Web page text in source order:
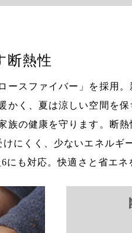
断熱性
スファイバー」を採用
かく、夏は涼しい空間を
族の健康を守ります。断
にくく、少ないエネルギ
も対応。快適さと省エネ